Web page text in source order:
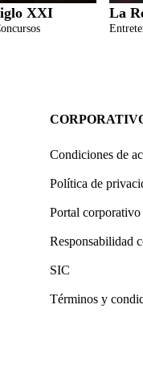
XXI La
Condiciones de
Política de
Portal corporativo
Responsabilidad
SIC
Términos y